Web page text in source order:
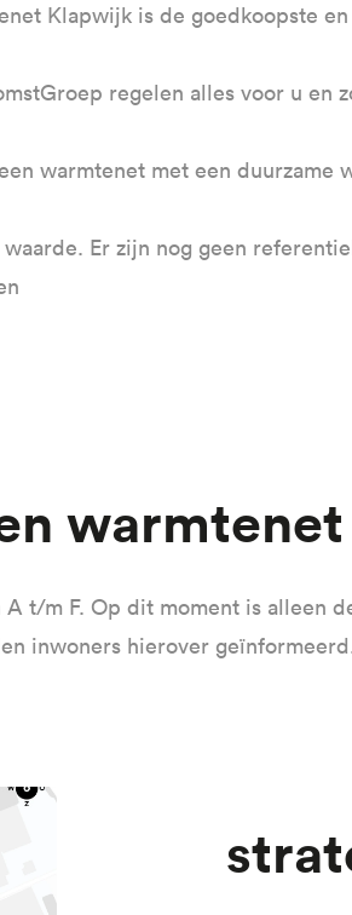
Klapwijk is de goedkoopste
regelen alles voor u en
warmtenet met een
Er zijn nog geen
t/m F. Op dit moment is alleen
inwoners hierover